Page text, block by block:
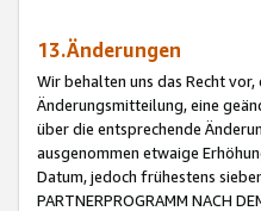
13.Änderungen
Wir behalten uns das Recht
Änderungsmitteilung, eine
über die entsprechende
ausgenommen etwaige
Datum, jedoch frühestens
PARTNERPROGRAMM NACH